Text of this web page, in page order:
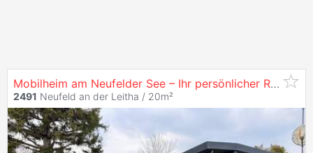
Mobilheim am Neufelder See – Ihr persönlicher Rückzugsort auf Pachtgrund
2491 Neufeld an der Leitha / 20m²